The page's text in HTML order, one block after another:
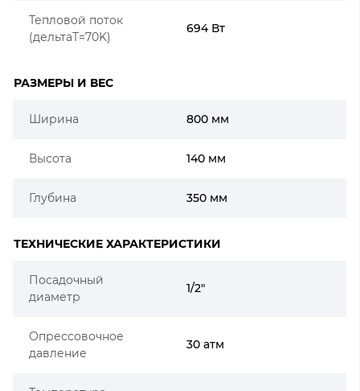
Тепловой поток
(дельтаT=70K)
694 Вт
РАЗМЕРЫ И ВЕС
Ширина 800 мм
Высота 140 мм
Глубина 350 мм
ТЕХНИЧЕСКИЕ ХАРАКТЕРИСТИКИ
Посадочный
диаметр
1/2"
Опрессовочное
давление
30 атм